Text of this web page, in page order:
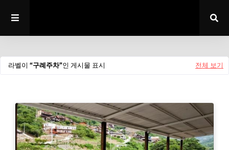
라벨이 구례주차 인 게시물 표시 전체 보기